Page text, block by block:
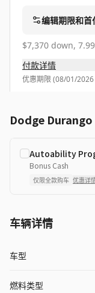
编辑期限和首
$7,370 down,
付款详情
优惠期限 (08/01/
Dodge Durango
Autoability
Bonus Cash
仅限全款购车 优惠详
车辆详情
车型
燃料类型